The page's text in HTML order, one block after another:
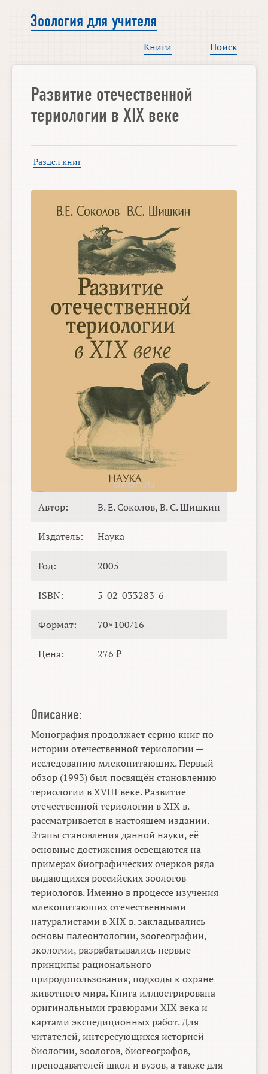
Зоология для учителя
Книги Поиск
Развитие отечественной
териологии в XIX веке
Раздел книг
Автор: В. Е. Соколов, В. С. Шишкин
Издатель: Наука
Год: 2005
ISBN: 5-02-033283-6
Формат: 70×100/16
Цена: 276 ₽
Описание:
Монография продолжает серию книг по
истории отечественной териологии —
исследованию млекопитающих. Первый
обзор (1993) был посвящён становлению
териологии в XVIII веке. Развитие
отечественной териологии в XIX в.
рассматривается в настоящем издании.
Этапы становления данной науки, её
основные достижения освещаются на
примерах биографических очерков ряда
выдающихся российских зоологов-
териологов. Именно в процессе изучения
млекопитающих отечественными
натуралистами в XIX в. закладывались
основы палеонтологии, зоогеографии,
экологии, разрабатывались первые
принципы рационального
природопользования, подходы к охране
животного мира. Книга иллюстрирована
оригинальными гравюрами XIX века и
картами экспедиционных работ. Для
читателей, интересующихся историей
биологии, зоологов, биогеографов,
преподавателей школ и вузов, а также для